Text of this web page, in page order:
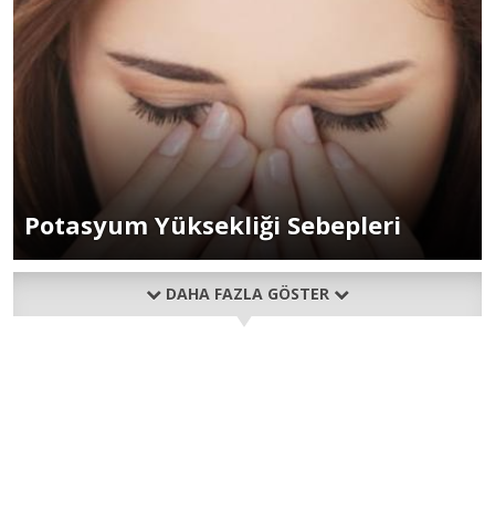
Potasyum Yüksekliği Sebepleri
DAHA FAZLA GÖSTER